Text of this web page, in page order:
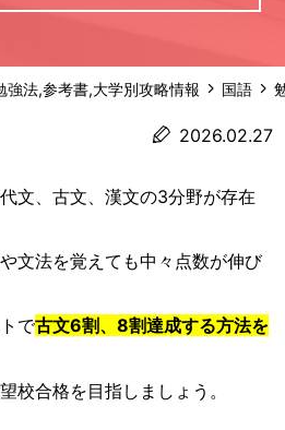
法,参考書,大学別攻略情報 国語
2026.02.27
文、古文、漢文の3分野が存在
文法を覚えても中々点数が伸び
で古文6割、8割達成する方法を
校合格を目指しましょう。